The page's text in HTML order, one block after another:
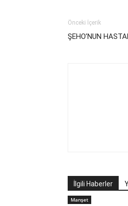
Önceki İçerik
ŞEHO’NUN
İlgili Haberler
Manşet